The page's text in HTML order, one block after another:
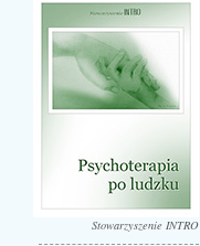
Stowarzyszenie INTRO